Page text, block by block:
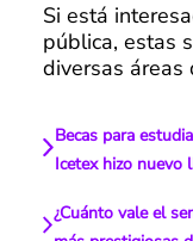
Si está
pública, estas
diversas áreas
Becas para
Icetex hizo nuevo
¿Cuánto vale el